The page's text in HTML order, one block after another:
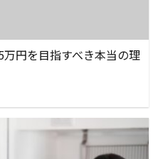
円を目指すべき本当の理